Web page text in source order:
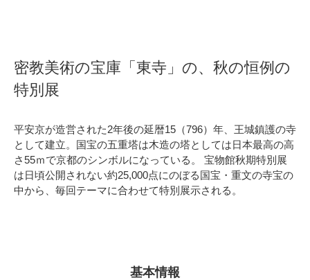
密教美術の宝庫「東寺」の、秋の恒例の
特別展
平安京が造営された2年後の延暦15（796）年、王城鎮護の寺
として建立。国宝の五重塔は木造の塔としては日本最高の高
さ55ｍで京都のシンボルになっている。 宝物館秋期特別展
は日頃公開されない約25,000点にのぼる国宝・重文の寺宝の
中から、毎回テーマに合わせて特別展示される。
基本情報